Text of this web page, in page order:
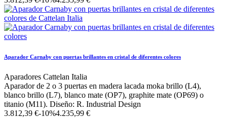
Aparador Carnaby con puertas brillantes en cristal de diferentes colores
Aparadores Cattelan Italia
Aparador de 2 o 3 puertas en madera lacada moka brillo (L4),
blanco brillo (L7), blanco mate (OP7), graphite mate (OP69) o
titanio (M11). Diseño: R. Industrial Design
3.812,39 €-10%4.235,99 €